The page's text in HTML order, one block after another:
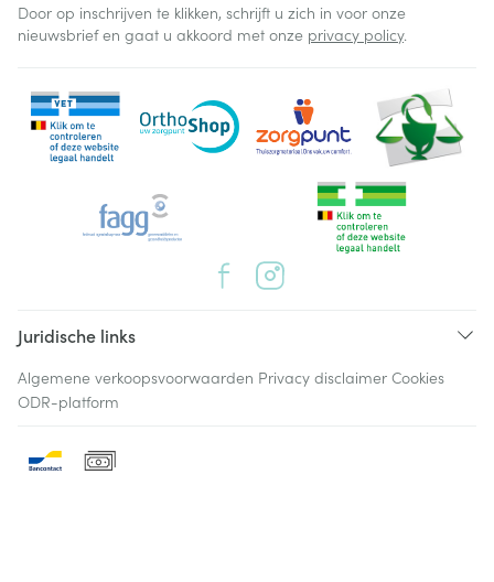
Door op inschrijven te klikken, schrijft u zich in voor onze
nieuwsbrief en gaat u akkoord met onze privacy policy.
Juridische links
Algemene verkoopsvoorwaarden Privacy disclaimer Cookies
ODR-platform